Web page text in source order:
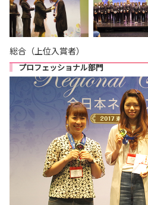
総合（上位入賞者）
プロフェッショナル部門